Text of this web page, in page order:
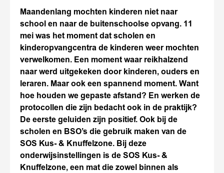
Maandenlang mochten kinderen niet naar
school en naar de buitenschoolse opvang. 11
mei was het moment dat scholen en
kinderopvangcentra de kinderen weer mochten
verwelkomen. Een moment waar reikhalzend
naar werd uitgekeken door kinderen, ouders en
leraren. Maar ook een spannend moment. Want
hoe houden we gepaste afstand? En werken de
protocollen die zijn bedacht ook in de praktijk?
De eerste geluiden zijn positief. Ook bij de
scholen en BSO’s die gebruik maken van de
SOS Kus- & Knuffelzone. Bij deze
onderwijsinstellingen is de SOS Kus- &
Knuffelzone, een mat die zowel binnen als